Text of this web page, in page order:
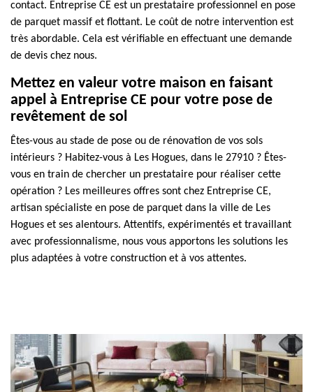
contact. Entreprise CE est un prestataire professionnel en pose
de parquet massif et flottant. Le coût de notre intervention est
très abordable. Cela est vérifiable en effectuant une demande
de devis chez nous.
Mettez en valeur votre maison en faisant
appel à Entreprise CE pour votre pose de
revêtement de sol
Êtes-vous au stade de pose ou de rénovation de vos sols
intérieurs ? Habitez-vous à Les Hogues, dans le 27910 ? Êtes-
vous en train de chercher un prestataire pour réaliser cette
opération ? Les meilleures offres sont chez Entreprise CE,
artisan spécialiste en pose de parquet dans la ville de Les
Hogues et ses alentours. Attentifs, expérimentés et travaillant
avec professionnalisme, nous vous apportons les solutions les
plus adaptées à votre construction et à vos attentes.